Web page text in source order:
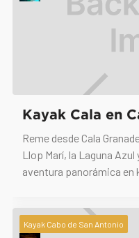
Kayak Cala en
Reme desde Cala
Llop Marí, la Laguna
aventura panorámica en
Kayak Cabo de San Antonio